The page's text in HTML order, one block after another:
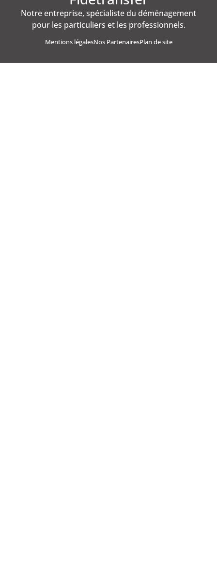
Notre entreprise, spécialiste du déménagement
pour les particuliers et les professionnels.
Mentions légalesNos PartenairesPlan de site